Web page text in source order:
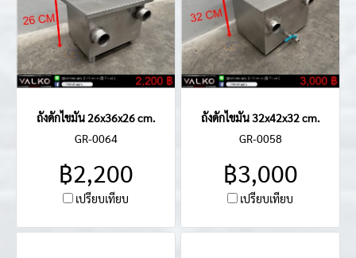
ถังดักไขมัน 26x36x26 cm.
GR-0064
฿2,200
เปรียบเทียบ
ถังดักไขมัน 32x42x32 cm.
GR-0058
฿3,000
เปรียบเทียบ